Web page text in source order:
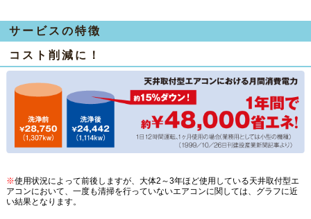
サービスの特徴
コスト削減に！
※使用状況によって前後しますが、大体2～3年ほど使用している天井取付型エ
アコンにおいて、一度も清掃を行っていないエアコンに関しては、グラフに近
い結果となります。